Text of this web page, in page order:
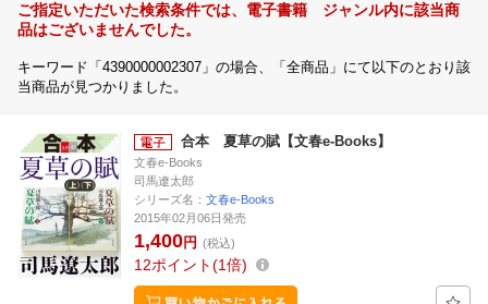
ご指定いただいた検索条件では、電子書籍 ジャンル内に該当商
品はございませんでした。
キーワード「4390000002307」の場合、「全商品」にて以下のとおり該
当商品が見つかりました。
合本 夏草の賦【文春e-Books】
文春e-Books
司馬遼太郎
シリーズ名： 文春e-Books
2015年02月06日発売
1,400円 (税込)
12ポイント 1倍